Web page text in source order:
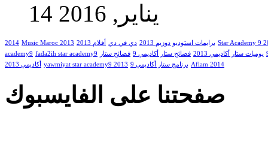
14 يناير, 2016
2014 Music Maroc 2013 برايمات استوديو دوزيم 2013 دي في دي أفلام 2013
Star Academy 9
academy9 fada2ih star academy9 يوميات ستار أكاديمي 2013 فضائح ستار أكاديمي 9
فضائح ستار
أكاديمي 2013 yawmiyat star academy9 2013 برنامج ستار أكاديمي 9 Aflam 2014
صفحتنا على الفايسبوك